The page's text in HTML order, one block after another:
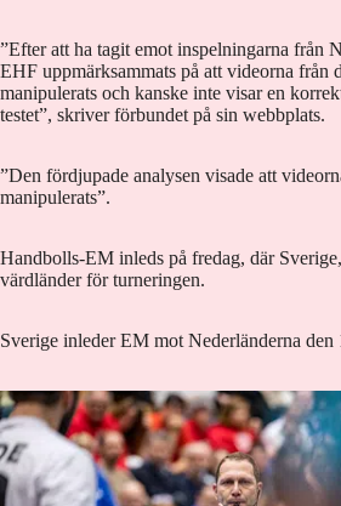
”Efter att ha tagit emot inspelningarna från
EHF uppmärksammats på att videorna från
manipulerats och kanske inte visar en
testet”, skriver förbundet på sin webbplats.
”Den fördjupade analysen visade att
manipulerats”.
Handbolls-EM inleds på fredag, där
värdländer för turneringen.
Sverige inleder EM mot Nederländerna den